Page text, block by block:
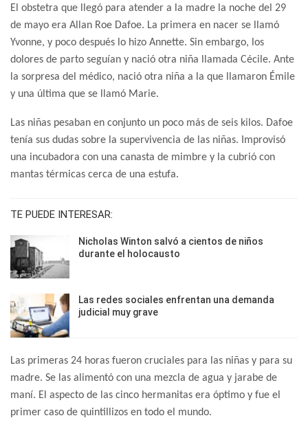
El obstetra que llegó para atender a la madre la noche del 29
de mayo era Allan Roe Dafoe. La primera en nacer se llamó
Yvonne, y poco después lo hizo Annette. Sin embargo, los
dolores de parto seguían y nació otra niña llamada Cécile. Ante
la sorpresa del médico, nació otra niña a la que llamaron Émile
y una última que se llamó Marie.
Las niñas pesaban en conjunto un poco más de seis kilos. Dafoe
tenía sus dudas sobre la supervivencia de las niñas. Improvisó
una incubadora con una canasta de mimbre y la cubrió con
mantas térmicas cerca de una estufa.
TE PUEDE INTERESAR:
Nicholas Winton salvó a cientos de niños
durante el holocausto
Las redes sociales enfrentan una demanda
judicial muy grave
Las primeras 24 horas fueron cruciales para las niñas y para su
madre. Se las alimentó con una mezcla de agua y jarabe de
maní. El aspecto de las cinco hermanitas era óptimo y fue el
primer caso de quintillizos en todo el mundo.